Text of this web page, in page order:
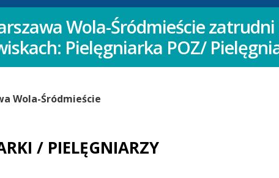
Wola-Śródmieście zatrudni
Pielęgniarka POZ/
Wola-Śródmieście
/ PIELĘGNIARZY